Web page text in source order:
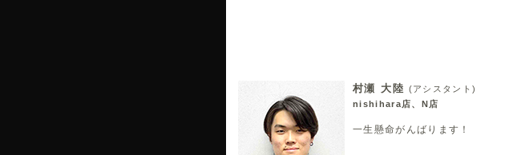
村瀬 大陸 (アシスタント)
nishihara店、N店
一生懸命がんばります！